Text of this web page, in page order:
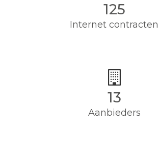
125
Internet contracten
13
Aanbieders